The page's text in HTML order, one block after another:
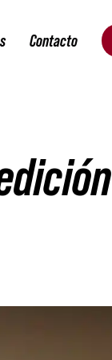
Contacto